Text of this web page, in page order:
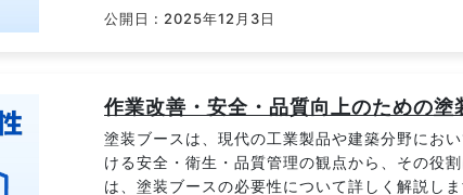
公開日 : 2025年12月3日
作業改善・安全・品質向上のための
塗装ブースは、現代の工業製品や建築分野にお
ける安全・衛生・品質管理の観点から、その役
は、塗装ブースの必要性について詳しく解説しま